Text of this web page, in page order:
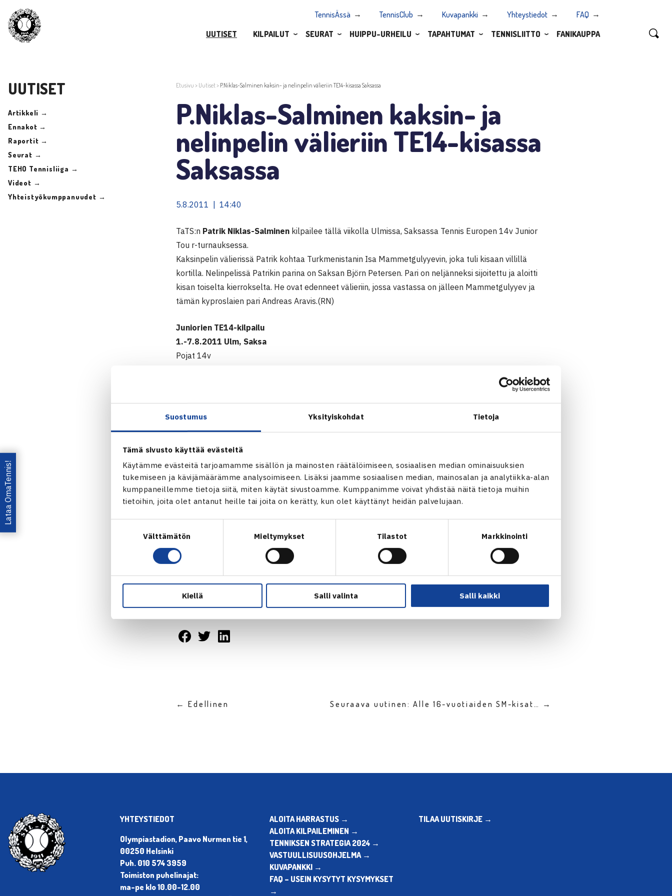
Suostumus Yksityiskohdat Tietoja
Tämä sivusto käyttää evästeitä
Käytämme evästeitä tarjoamamme sisällön ja mainosten räätälöimiseen, sosiaalisen median ominaisuuksien
tukemiseen ja kävijämäärämme analysoimiseen. Lisäksi jaamme sosiaalisen median, mainosalan ja analytiikka-alan
kumppaneillemme tietoja siitä, miten käytät sivustoamme. Kumppanimme voivat yhdistää näitä tietoja muihin
tietoihin, joita olet antanut heille tai joita on kerätty, kun olet käyttänyt heidän palvelujaan.
Välttämätön Mieltymykset Tilastot Markkinointi
Kiellä Salli valinta Salli kaikki
TennisÄssä TennisClub Kuvapankki Yhteystiedot
FAQ
UUTISET
KILPAILUT SEURAT HUIPPU-URHEILU TAPAHTUMAT TENNISLIITTO FANIKAUPPA
UUTISET
Artikkeli →
Ennakot →
Raportit →
Seurat →
TEHO Tennisliiga →
Videot →
Yhteistyökumppanuudet →
Etusivu > Uutiset> P.Niklas-Salminen kaksin- ja nelinpelin välieriin TE14-kisassa Saksassa
P.Niklas-Salminen kaksin- ja
nelinpelin välieriin TE14-kisassa
Saksassa
5.8.2011 | 14:40
TaTS:n Patrik Niklas-Salminen kilpailee tällä viikolla Ulmissa, Saksassa Tennis Europen 14v Junior
Tou r-turnauksessa.
Kaksinpelin välierissä Patrik kohtaa Turkmenistanin Isa Mammetgulyyevin, joka tuli kisaan villillä
kortilla. Nelinpelissä Patrikin parina on Saksan Björn Petersen. Pari on neljänneksi sijoitettu ja aloitti
kisan toiselta kierrokselta. He ovat edenneet välieriin, jossa vastassa on jälleen Mammetgulyyev ja
tämän kyproslaien pari Andreas Aravis.(RN)
Juniorien TE14-kilpailu
1.-7.8.2011 Ulm, Saksa
Pojat 14v
3.kierrosta: Niklas-Salminen – Alessandro Dragoni Italia (karsija) 64 75
2.kierrosta: Patrik Niklas-Salminen/Björn Petersen Saksa (4.) – Lukas Mönter/Maximilian Öttle Saksa
62 62
Puolivälieriä: Niklas-Salminen/Petersen – Gian Marco Moroni/Dmitry Shatalin Italia (6.) 61 75
Ulmin TE14 Junior Tour-turnaus verkossa
Patrik Niklas-Salminen
Jaa:
← Edellinen Seuraava uutinen: Alle 16-vuotiaiden SM-kisat… →
Lataa OmaTennis!
YHTEYSTIEDOT
Olympiastadion, Paavo Nurmen tie 1,
00250 Helsinki
Puh. 010 574 3959
Toimiston puhelinajat:
ma-pe klo 10.00-12.00
ALOITA HARRASTUS →
ALOITA KILPAILEMINEN →
TENNIKSEN STRATEGIA 2024 →
VASTUULLISUUSOHJELMA →
KUVAPANKKI →
FAQ – USEIN KYSYTYT KYSYMYKSET
→
TILAA UUTISKIRJE →